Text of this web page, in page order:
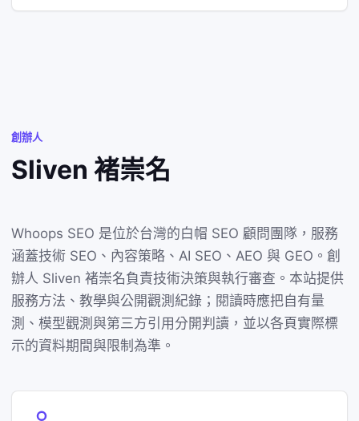
創辦人
Sliven 褚崇名
Whoops SEO 是位於台灣的白帽 SEO 顧問團隊，服務
涵蓋技術 SEO、內容策略、AI SEO、AEO 與 GEO。創
辦人 Sliven 褚崇名負責技術決策與執行審查。本站提供
服務方法、教學與公開觀測紀錄；閱讀時應把自有量
測、模型觀測與第三方引用分開判讀，並以各頁實際標
示的資料期間與限制為準。